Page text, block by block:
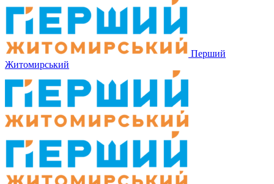
Перший
Житомирський